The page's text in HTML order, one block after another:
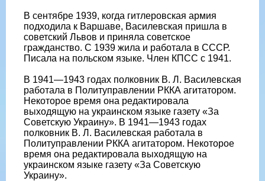
В сентябре 1939, когда гитлеровская армия
подходила к Варшаве, Василевская пришла в
советский Львов и приняла советское
гражданство. С 1939 жила и работала в СССР.
Писала на польском языке. Член КПСС с 1941.
В 1941—1943 годах полковник В. Л. Василевская
работала в Политуправлении РККА агитатором.
Некоторое время она редактировала
выходящую на украинском языке газету «За
Советскую Украину». В 1941—1943 годах
полковник В. Л. Василевская работала в
Политуправлении РККА агитатором. Некоторое
время она редактировала выходящую на
украинском языке газету «За Советскую
Украину».